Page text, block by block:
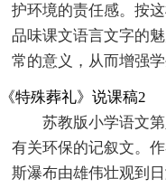
护环境的责任感。按
品味课文语言文字的
常的意义，从而增强学
《特殊葬礼》说课稿2
苏教版小学语文
有关环保的记叙文。
斯瀑布由雄伟壮观到